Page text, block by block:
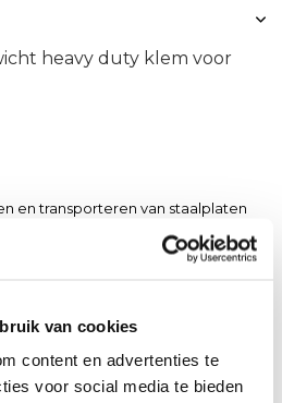
van cookies
content en advertenties te
voor social media te bieden
heavy duty klem voor
en transporteren van staalplaten
moeten in paren worden gebruikt
gelaste behuizing
geleverd met een grotere bek-